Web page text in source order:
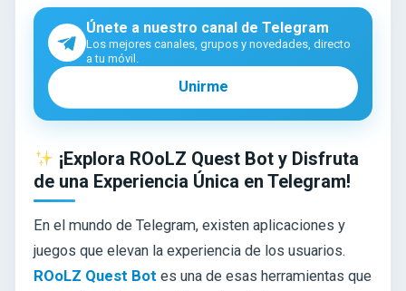
Únete a nuestro canal de Telegram
Los mejores canales, grupos y novedades, directo
a tu móvil.
Unirme
¡Explora ROoLZ Quest Bot y Disfruta
de una Experiencia Única en Telegram!
En el mundo de Telegram, existen aplicaciones y
juegos que elevan la experiencia de los usuarios.
ROoLZ Quest Bot es una de esas herramientas que